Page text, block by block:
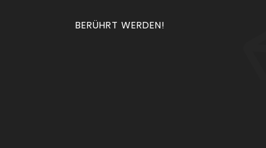
BERÜHRT WERDEN!